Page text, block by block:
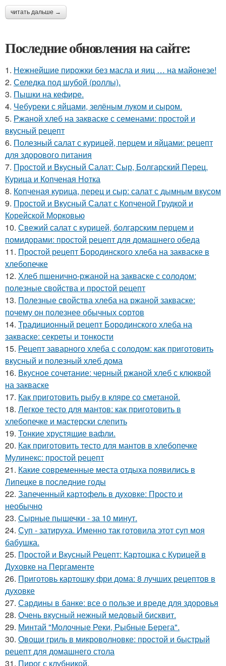
читать дальше →
Последние обновления на сайте:
1. Нежнейшие пирожки без масла и яиц … на майонезе!
2. Селедка под шубой (роллы).
3. Пышки на кефире.
4. Чебуреки с яйцами, зелёным луком и сыром.
5. Ржаной хлеб на закваске с семенами: простой и
вкусный рецепт
6. Полезный салат с курицей, перцем и яйцами: рецепт
для здорового питания
7. Простой и Вкусный Салат: Сыр, Болгарский Перец,
Курица и Копченая Нотка
8. Копченая курица, перец и сыр: салат с дымным вкусом
9. Простой и Вкусный Салат с Копченой Грудкой и
Корейской Морковью
10. Свежий салат с курицей, болгарским перцем и
помидорами: простой рецепт для домашнего обеда
11. Простой рецепт Бородинского хлеба на закваске в
хлебопечке
12. Хлеб пшенично-ржаной на закваске с солодом:
полезные свойства и простой рецепт
13. Полезные свойства хлеба на ржаной закваске:
почему он полезнее обычных сортов
14. Традиционный рецепт Бородинского хлеба на
закваске: секреты и тонкости
15. Рецепт заварного хлеба с солодом: как приготовить
вкусный и полезный хлеб дома
16. Вкусное сочетание: черный ржаной хлеб с клюквой
на закваске
17. Как приготовить рыбу в кляре со сметаной.
18. Легкое тесто для мантов: как приготовить в
хлебопечке и мастерски слепить
19. Тонкие хрустящие вафли.
20. Как приготовить тесто для мантов в хлебопечке
Мулинекс: простой рецепт
21. Какие современные места отдыха появились в
Липецке в последние годы
22. Запеченный картофель в духовке: Просто и
необычно
23. Сырные пышечки - за 10 минут.
24. Суп - затируха. Именно так готовила этот суп моя
бабушка.
25. Простой и Вкусный Рецепт: Картошка с Курицей в
Духовке на Пергаменте
26. Приготовь картошку фри дома: 8 лучших рецептов в
духовке
27. Сардины в банке: все о пользе и вреде для здоровья
28. Очень вкусный нежный медовый бисквит.
29. Минтай "Молочные Реки, Рыбные Берега".
30. Овощи гриль в микроволновке: простой и быстрый
рецепт для домашнего стола
31. Пирог с клубникой.